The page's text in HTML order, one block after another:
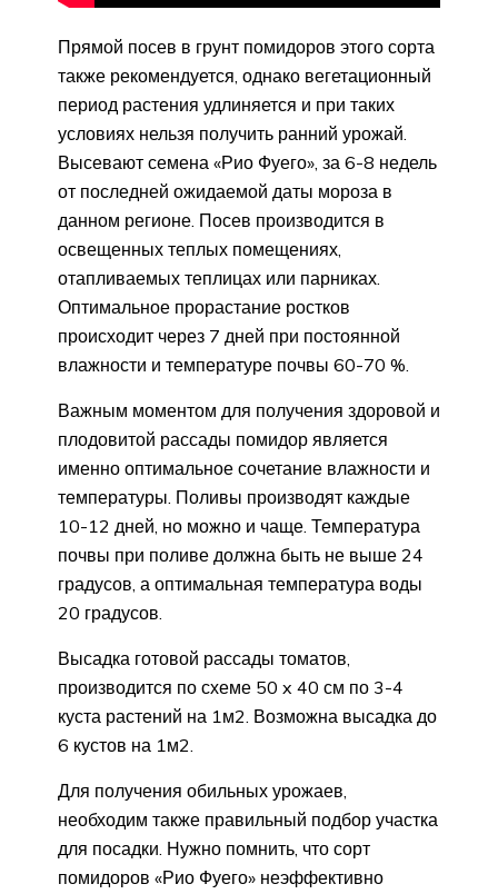
Прямой посев в грунт помидоров этого сорта
также рекомендуется, однако вегетационный
период растения удлиняется и при таких
условиях нельзя получить ранний урожай.
Высевают семена «Рио Фуего», за 6-8 недель
от последней ожидаемой даты мороза в
данном регионе. Посев производится в
освещенных теплых помещениях,
отапливаемых теплицах или парниках.
Оптимальное прорастание ростков
происходит через 7 дней при постоянной
влажности и температуре почвы 60-70 %.
Важным моментом для получения здоровой и
плодовитой рассады помидор является
именно оптимальное сочетание влажности и
температуры. Поливы производят каждые
10-12 дней, но можно и чаще. Температура
почвы при поливе должна быть не выше 24
градусов, а оптимальная температура воды
20 градусов.
Высадка готовой рассады томатов,
производится по схеме 50 x 40 см по 3-4
куста растений на 1м2. Возможна высадка до
6 кустов на 1м2.
Для получения обильных урожаев,
необходим также правильный подбор участка
для посадки. Нужно помнить, что сорт
помидоров «Рио Фуего» неэффективно